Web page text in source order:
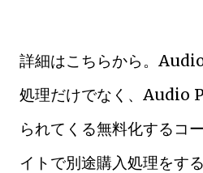
詳細はこちらから。
処理だけでなく、Audio
られてくる無料化するコ
イトで別途購入処理をす